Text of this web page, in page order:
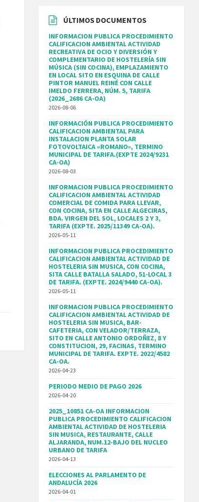
ÚLTIMOS DOCUMENTOS
INFORMACION PUBLICA PROCEDIMIENTO
CALIFICACION AMBIENTAL ACTIVIDAD
RECREATIVA DE OCIO Y DIVERSIÓN Y
COMPLEMENTARIO DE HOSTELERÍA SIN
MÚSICA (SIN COCINA), EMPLAZAMIENTO
EN LOCAL SITO EN ESQUINA DE CALLE
PINTOR MANUEL REINÉ CON CALLE
IMELDO FERRERA, NÚM. 5, TARIFA
(2026_2686 CA-OA)
2026-08-06
INFORMACIÓN PUBLICA PROCEDIMIENTO
CALIFICACION AMBIENTAL PARA
INSTALACION PLANTA SOLAR
FOTOVOLTAICA «ROMANO», TERMINO
MUNICIPAL DE TARIFA.(EXPTE 2024/9231
CA-OA)
2026-08-03
INFORMACION PUBLICA PROCEDIMIENTO
CALIFICACION AMBIENTAL ACTIVIDAD
COMERCIAL DE COMIDA PARA LLEVAR,
CON COCINA, SITA EN CALLE ALGECIRAS,
BDA. VIRGEN DEL SOL, LOCALES 2 Y 3,
TARIFA (EXPTE. 2025/11349 CA-OA).
2026-05-11
INFORMACION PUBLICA PROCEDIMIENTO
CALIFICACION AMBIENTAL ACTIVIDAD DE
HOSTELERIA SIN MUSICA, CON COCINA,
SITA CALLE BATALLA SALADO, 51-LOCAL 3
DE TARIFA. (EXPTE. 2024/9440 CA-OA).
2026-05-11
INFORMACION PUBLICA PROCEDIMIENTO
CALIFICACION AMBIENTAL ACTIVIDAD DE
HOSTELERIA SIN MUSICA, BAR-
CAFETERIA, CON VELADOR/TERRAZA,
SITO EN CALLE ANTONIO ORDOÑEZ, 8 Y
CONSTITUCION, 29, FACINAS, TERMINO
MUNICIPAL DE TARIFA. EXPTE. 2022/4582
CA-OA.
2026-04-23
PERIODO MEDIO DE PAGO 2026
2026-04-20
2025_10851 CA-OA INFORMACION
PUBLICA PROCEDIMIENTO CALIFICACION
AMBIENTAL ACTIVIDAD DE HOSTELERIA
SIN MUSICA, RESTAURANTE, CALLE
ALJARANDA, NUM.12-BAJO DEL NUCLEO
URBANO DE TARIFA
2026-04-13
ELECCIONES AL PARLAMENTO DE
ANDALUCÍA 2026
2026-04-01